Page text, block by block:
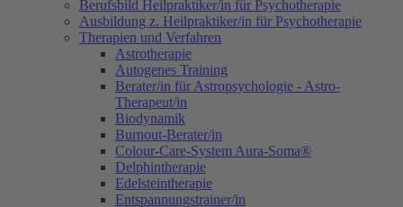
Berufsbild Heilpraktiker/in für Psychotherapie
Ausbildung z. Heilpraktiker/in für Psychotherapie
Therapien und Verfahren
Astrotherapie
Autogenes Training
Berater/in für Astropsychologie - Astro-
Therapeut/in
Biodynamik
Burnout-Berater/in
Colour-Care-System Aura-Soma®
Delphintherapie
Edelsteintherapie
Entspannungstrainer/in